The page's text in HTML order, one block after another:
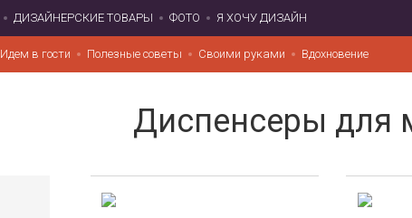
ДИЗАЙНЕРСКИЕ ТОВАРЫ ФОТО Я ХОЧУ ДИЗАЙН
Идем в гости Полезные советы Своими руками Вдохновение
Диспенсеры для